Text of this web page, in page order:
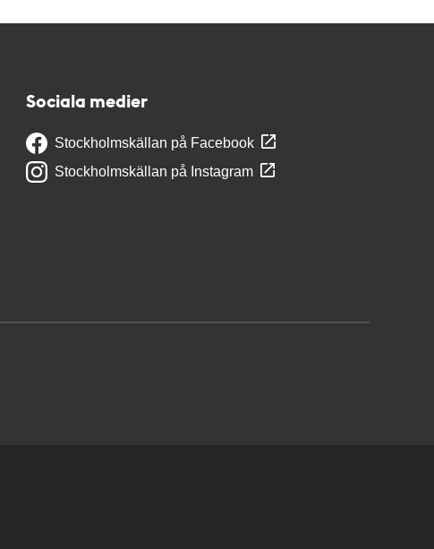
Sociala medier
Stockholmskällan på Facebook
Stockholmskällan på Instagram